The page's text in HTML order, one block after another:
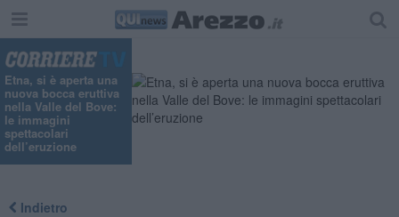
Etna, si è aperta una
nuova bocca eruttiva
nella Valle del Bove:
le immagini
spettacolari
dell’eruzione
Indietro